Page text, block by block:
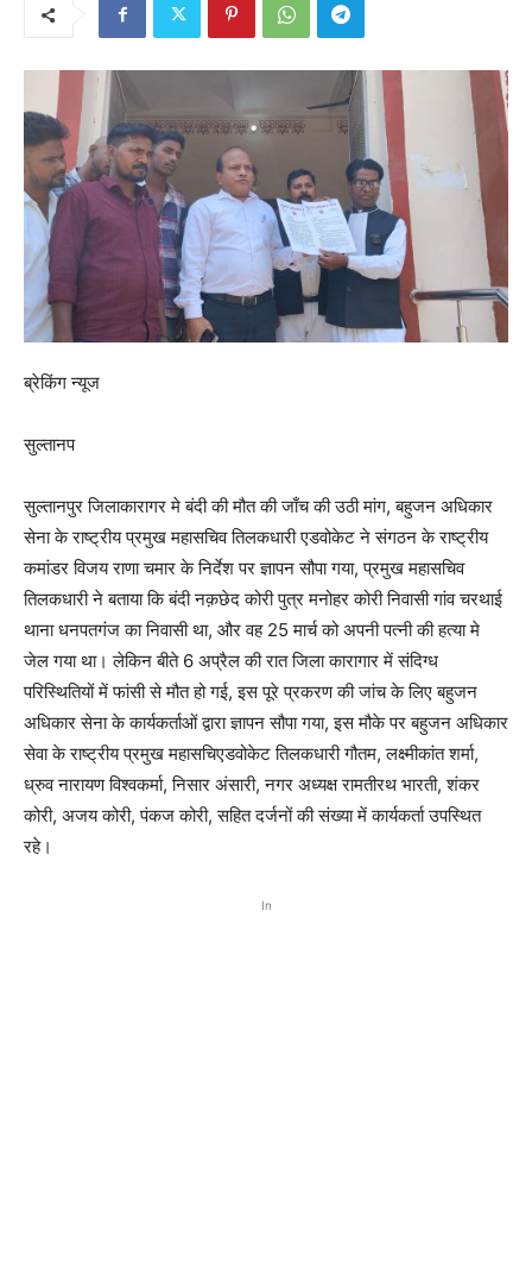
ब्रेकिंग न्यूज
सुल्तानप
सुल्तानपुर जिलाकारागर मे बंदी की मौत की जाँच की उठी मांग, बहुजन अधिकार
सेना के राष्ट्रीय प्रमुख महासचिव तिलकधारी एडवोकेट ने संगठन के राष्ट्रीय
कमांडर विजय राणा चमार के निर्देश पर ज्ञापन सौपा गया, प्रमुख महासचिव
तिलकधारी ने बताया कि बंदी नक़छेद कोरी पुत्र मनोहर कोरी निवासी गांव चरथाई
थाना धनपतगंज का निवासी था, और वह 25 मार्च को अपनी पत्नी की हत्या मे
जेल गया था। लेकिन बीते 6 अप्रैल की रात जिला कारागार में संदिग्ध
परिस्थितियों में फांसी से मौत हो गई, इस पूरे प्रकरण की जांच के लिए बहुजन
अधिकार सेना के कार्यकर्ताओं द्वारा ज्ञापन सौपा गया, इस मौके पर बहुजन अधिकार
सेवा के राष्ट्रीय प्रमुख महासचिएडवोकेट तिलकधारी गौतम, लक्ष्मीकांत शर्मा,
ध्रुव नारायण विश्वकर्मा, निसार अंसारी, नगर अध्यक्ष रामतीरथ भारती, शंकर
कोरी, अजय कोरी, पंकज कोरी, सहित दर्जनों की संख्या में कार्यकर्ता उपस्थित
रहे।
In